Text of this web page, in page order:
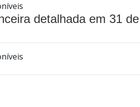
detalhada em 31